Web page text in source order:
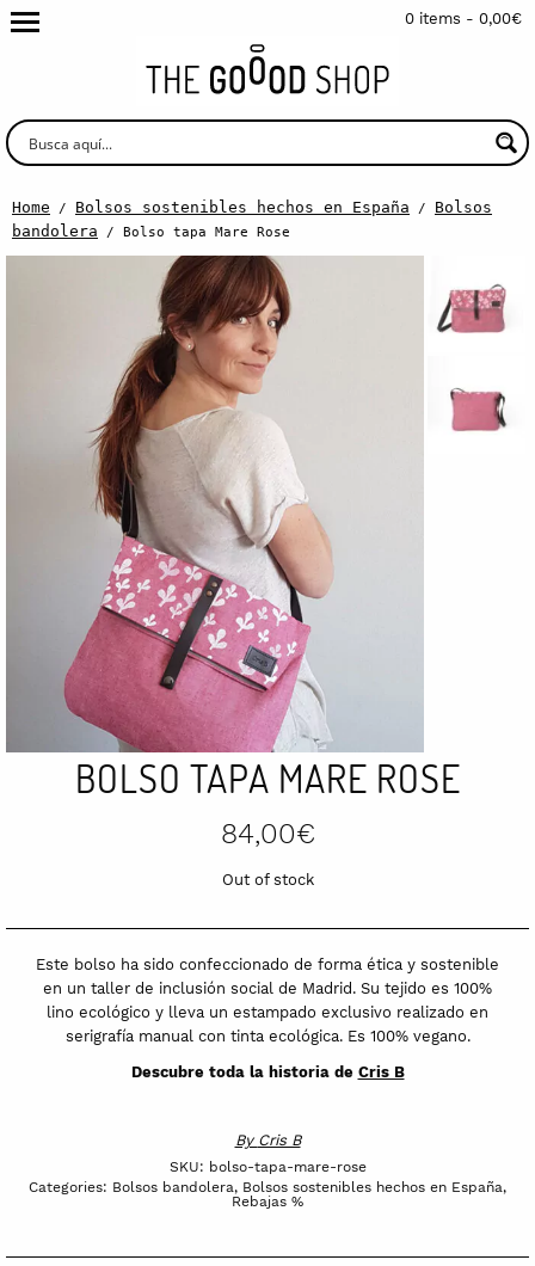
0 items - 0,00€
Home / Bolsos sostenibles hechos en España / Bolsos
bandolera / Bolso tapa Mare Rose
BOLSO TAPA MARE ROSE
84,00€
Out of stock
Este bolso ha sido confeccionado de forma ética y sostenible
en un taller de inclusión social de Madrid. Su tejido es 100%
lino ecológico y lleva un estampado exclusivo realizado en
serigrafía manual con tinta ecológica. Es 100% vegano.
Descubre toda la historia de Cris B
By Cris B
SKU: bolso-tapa-mare-rose
Categories: Bolsos bandolera, Bolsos sostenibles hechos en España,
Rebajas %